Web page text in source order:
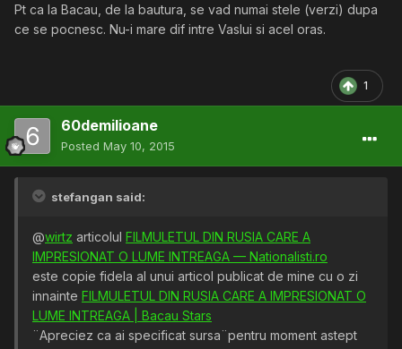
Pt ca la Bacau, de la bautura, se vad numai stele (verzi) dupa
ce se pocnesc. Nu-i mare dif intre Vaslui si acel oras.
1
60demilioane
Posted May 10, 2015
stefangan said:
@wirtz articolul FILMULETUL DIN RUSIA CARE A
IMPRESIONAT O LUME INTREAGA — Nationalisti.ro
este copie fidela al unui articol publicat de mine cu o zi
innainte FILMULETUL DIN RUSIA CARE A IMPRESIONAT O
LUME INTREAGA | Bacau Stars
¨Apreciez ca ai specificat sursa¨pentru moment astept